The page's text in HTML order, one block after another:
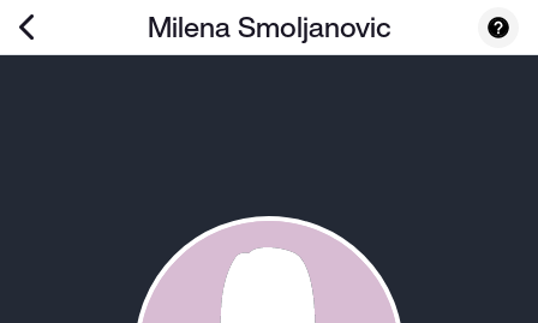
Milena Smoljanovic